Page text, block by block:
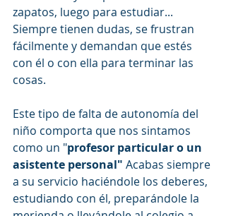
zapatos, luego para estudiar...
Siempre tienen dudas, se frustran
fácilmente y demandan que estés
con él o con ella para terminar las
cosas.
Este tipo de falta de autonomía del
niño comporta que nos sintamos
como un "profesor particular o un
asistente personal" Acabas siempre
a su servicio haciéndole los deberes,
estudiando con él, preparándole la